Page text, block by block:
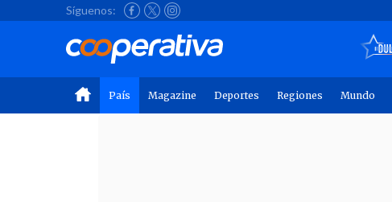
Síguenos:
País Magazine Deportes Regiones Mundo